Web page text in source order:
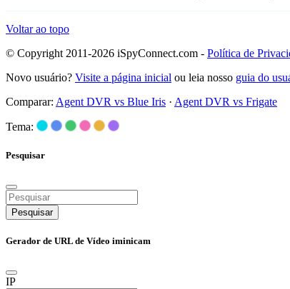
Voltar ao topo
© Copyright 2011-2026 iSpyConnect.com - Política de
Novo usuário? Visite a página inicial ou leia nosso guia do
Comparar: Agent DVR vs Blue Iris · Agent DVR vs Frigate
Tema:
Pesquisar
Pesquisar
Gerador de URL de Vídeo iminicam
IP